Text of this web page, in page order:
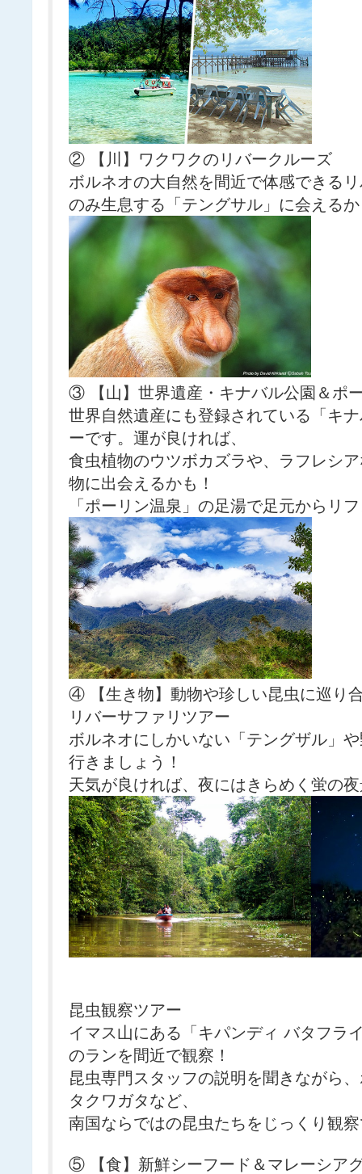
② 【川】ワクワクのリバークルーズ
ボルネオの大自然を間近で体感できる
のみ生息する「テングサル」に会える
③ 【山】世界遺産・キナバル公園＆ポ
世界自然遺産にも登録されている「キ
ーです。運が良ければ、
食虫植物のウツボカズラや、ラフレシ
物に出会えるかも！
「ポーリン温泉」の足湯で足元からリ
④ 【生き物】動物や珍しい昆虫に巡り
リバーサファリツアー
ボルネオにしかいない「テングザル」
行きましょう！
天気が良ければ、夜にはきらめく蛍の
昆虫観察ツアー
イマス山にある「キパンディ バタフラ
のランを間近で観察！
昆虫専門スタッフの説明を聞きながら
タクワガタなど、
南国ならではの昆虫たちをじっくり観
⑤ 【食】新鮮シーフード＆マレーシア